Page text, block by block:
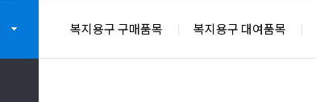
복지용구 구매품목 복지용구 대여품목